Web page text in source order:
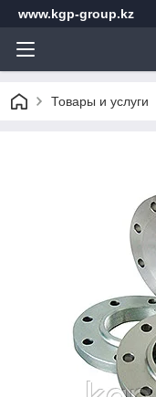
www.kgp-group.kz
Товары и услуги